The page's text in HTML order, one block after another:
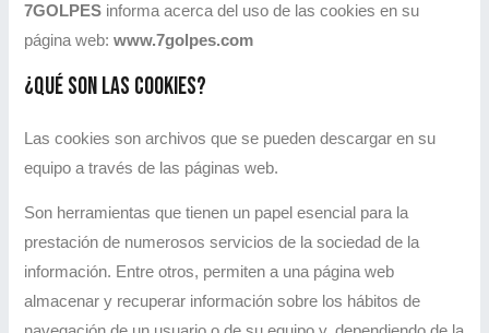
7GOLPES informa acerca del uso de las cookies en su
página web: www.7golpes.com
¿Qué son las cookies?
Las cookies son archivos que se pueden descargar en su
equipo a través de las páginas web.
Son herramientas que tienen un papel esencial para la
prestación de numerosos servicios de la sociedad de la
información. Entre otros, permiten a una página web
almacenar y recuperar información sobre los hábitos de